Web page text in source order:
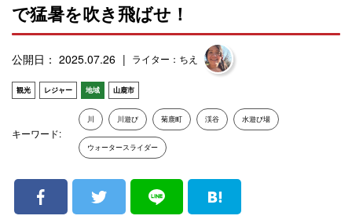
で猛暑を吹き飛ばせ！
公開日： 2025.07.26 ライター：ちえ
観光 レジャー 地域 山鹿市
キーワード:
川 川遊び 菊鹿町 渓谷 水遊び場
ウォータースライダー